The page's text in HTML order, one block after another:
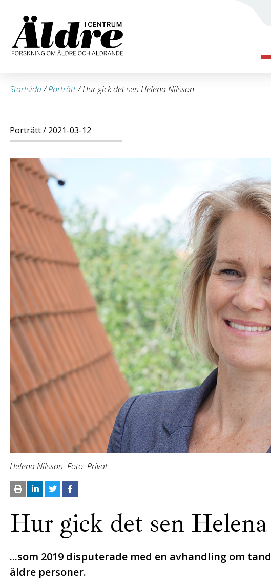
Startsida/Porträtt/Hur gick det sen Helena Nilsson
Porträtt/ 2021-03-12
Helena Nilsson. Foto: Privat
Hur gick det sen
...som 2019 disputerade med en avhandling om
äldre personer.